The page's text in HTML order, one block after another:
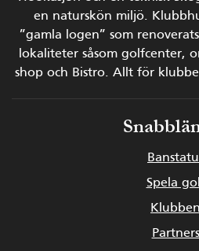
en naturskön miljö.
”gamla logen” som
lokaliteter såsom golfcenter,
shop och Bistro. Allt för
Spela
Klubben
Partners